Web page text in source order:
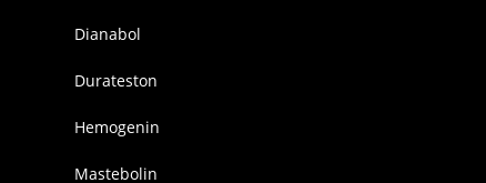
Dianabol
Durateston
Hemogenin
Mastebolin